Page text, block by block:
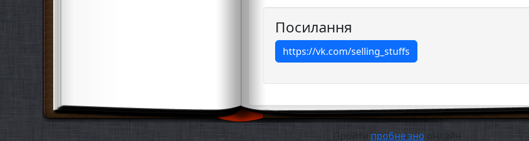
Посилання
https://vk.com/selling_stuffs
Пройти пробне зно онлайн